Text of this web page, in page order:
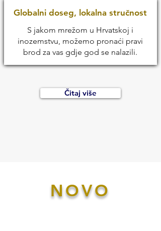
Globalni doseg, lokalna stručnost
S jakom mrežom u Hrvatskoj i
inozemstvu, možemo pronaći pravi
brod za vas gdje god se nalazili.
Čitaj više
NOVO